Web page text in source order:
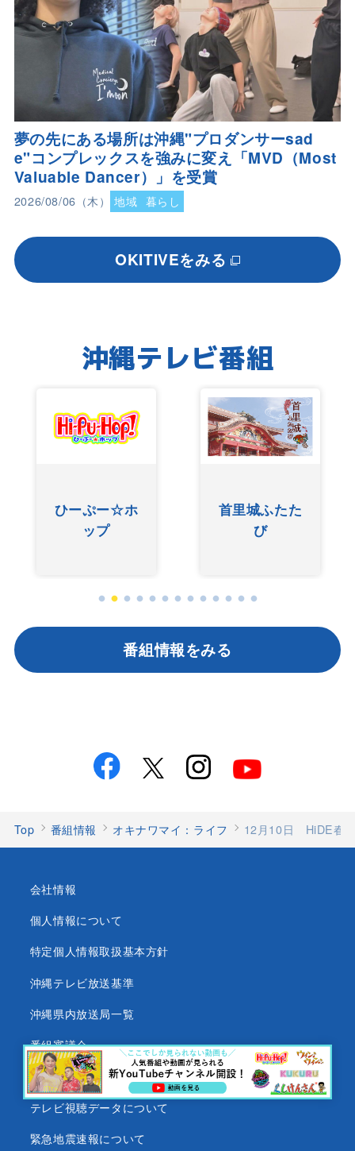
夢の先にある場所は沖縄"プロダンサーsad
e"コンプレックスを強みに変え「MVD（Most
Valuable Dancer）」を受賞
2026/08/06（木） 地域 暮らし
OKITIVEをみる
沖縄テレビ番組
ぐしけんさん
友近ありんく
りんのい～あ
んべぇ
番組情報をみる
Top 番組情報 オキナワマイ：ライフ 12月10日 HiDE春
会社情報
個人情報について
特定個人情報取扱基本方針
沖縄テレビ放送基準
沖縄県内放送局一覧
番組審議会
沖縄テレビ名義の後援依頼について
テレビ視聴データについて
緊急地震速報について